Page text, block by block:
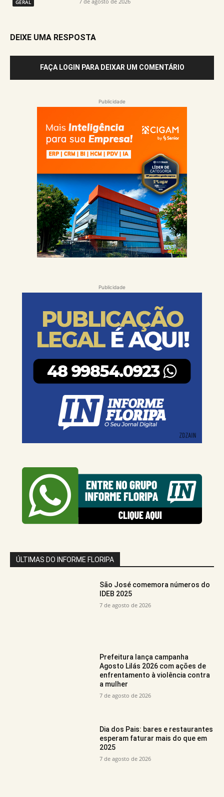
GERAL
DEIXE UMA RESPOSTA
FAÇA LOGIN PARA DEIXAR UM COMENTÁRIO
Publicidade
Publicidade
ÚLTIMAS DO INFORME FLORIPA
São José comemora números do
IDEB 2025
7 de agosto de 2026
Prefeitura lança campanha
Agosto Lilás 2026 com ações de
enfrentamento à violência contra
a mulher
7 de agosto de 2026
Dia dos Pais: bares e restaurantes
esperam faturar mais do que em
2025
7 de agosto de 2026